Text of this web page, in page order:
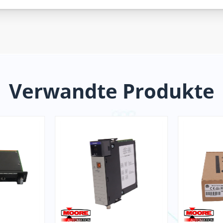
Verwandte Produkte